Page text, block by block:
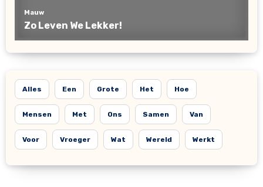
Alles Een Grote Het Hoe
Mensen Met Ons Samen Van
Voor Vroeger Wat Wereld Werkt